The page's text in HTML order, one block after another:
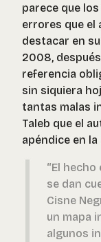
parece que
errores que el
destacar en
2008,
referencia
sin siquiera
tantas malas
Taleb que el
apéndice en
“El
se dan
Cisne
un mapa
algunos